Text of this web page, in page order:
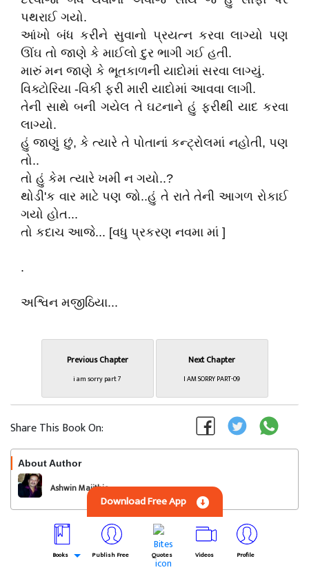
પથરાઈ ગયો.
આંખો બંધ કરીને સુવાનો પ્રયત્ન કરવા લાગ્યો પણ
ઊંઘ તો જાણે કે માઈલો દુર ભાગી ગઈ હતી.
મારું મન જાણે કે ભૂતકાળની યાદોમાં સરવા લાગ્યું.
વિક્ટોરિયા -વિકી ફરી મારી યાદોમાં આવવા લાગી.
તેની સાથે બની ગયેલ તે ઘટનાને હું ફરીથી યાદ કરવા
લાગ્યો.
હું જાણું છું, કે ત્યારે તે પોતાનાં કન્ટ્રોલમાં નહોતી, પણ
તો..
તો હું કેમ ત્યારે ખમી ન ગયો..?
થોડી'ક વાર માટે પણ જો..હું તે રાતે તેની આગળ રોકાઈ
ગયો હોત...
તો કદાચ આજે... [વધુ પ્રકરણ નવમા માં ]
.
અશ્વિન મજીઠિયા...
Previous Chapter
i am sorry part 7
Next Chapter
I AM SORRY PART-09
Share This Book On:
About Author
Ashwin Majithia
Full Novel
આઈ એમ સોરી
Download Free App
Books Publish Free Quotes Videos Profile